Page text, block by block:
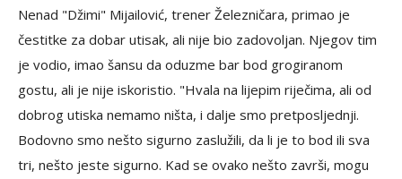
Nenad "Džimi" Mijailović, trener Železničara, primao je
čestitke za dobar utisak, ali nije bio zadovoljan. Njegov tim
je vodio, imao šansu da oduzme bar bod grogiranom
gostu, ali je nije iskoristio. "Hvala na lijepim riječima, ali od
dobrog utiska nemamo ništa, i dalje smo pretposljednji.
Bodovno smo nešto sigurno zaslužili, da li je to bod ili sva
tri, nešto jeste sigurno. Kad se ovako nešto završi, mogu